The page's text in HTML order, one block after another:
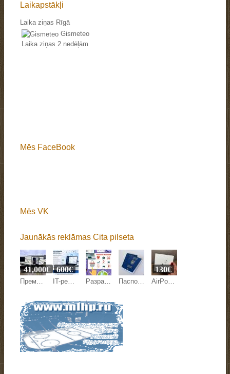
Laikapstākļi
Laika ziņas Rīgā
Gismeteo
Laika ziņas 2 nedēļām
Mēs FaceBook
Mēs VK
Jaunākās reklāmas Cita pilseta
Премиальный жилой модуль 28 м² — готовый дом-дача, гостевой дом или юнит для глэмпинга
41,000€
IT-решения для автоматизации и оптимизации бизнеса
600€
Разработка сайтов и интернет магазинов Паспорт Украины, ID-карта. Срочно купить, оформить AirPods Pro 2
130€